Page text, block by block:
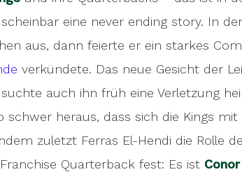
making the playoffs. Therefore,the
, who became French champion last
eine never ending story. In
aus, dann feierte er ein starkes
verkündete. Das neue Gesicht der
auch ihn früh eine Verletzung
schwer heraus, dass sich die Kings
zuletzt Ferras El-Hendi die Rolle
Quarterback fest: Es ist